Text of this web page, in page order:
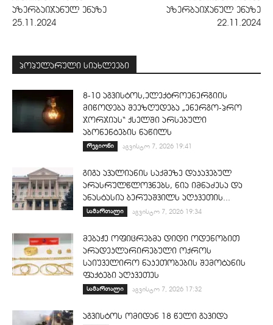
აზერბაიჯანულ ენაზე
25.11.2024
აზერბაიჯანულ ენაზე
22.11.2024
პოპულარული სიახლეები
8-10 აგვისტოს,ელექტროენერგიის
მიწოდება შეეზღუდება „ენერგო-პრო
ჯორჯიას“ ქსელში არსებული
აბონენტების ნაწილს
რეგიონი აგვისტო 7, 2026 19:41
გიგა ავალიანის საქმეზე დაკავებულ
არასრულწლოვნებს, ნია იმნაძესა და
ანასტასია ბერუაშვილს აღკვეთის...
სამართალი აგვისტო 7, 2026 19:34
მებაჟე ოფიცრებმა დიდი ოდენობით
არადეკლარირებული ოქროს
საიუველირო ნაკეთობების შემოტანის
ფაქტები აღკვეთეს
სამართალი აგვისტო 7, 2026 17:32
აგვისტოს ომიდან 18 წელი გავიდა